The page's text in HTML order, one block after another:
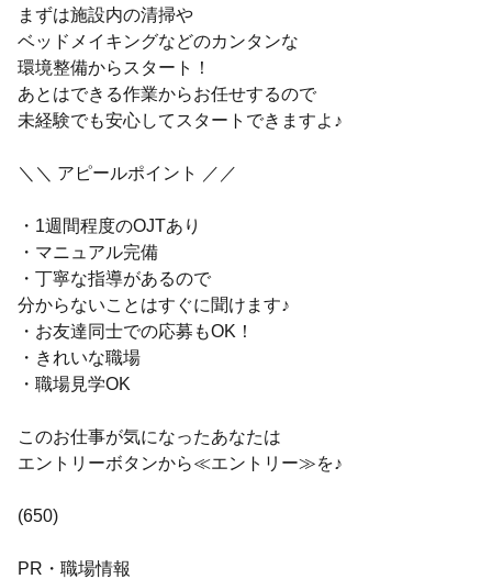
まずは施設内の清掃や
ベッドメイキングなどのカンタンな
環境整備からスタート！
あとはできる作業からお任せするので
未経験でも安心してスタートできますよ♪
＼＼ アピールポイント ／／
・1週間程度のOJTあり
・マニュアル完備
・丁寧な指導があるので
分からないことはすぐに聞けます♪
・お友達同士での応募もOK！
・きれいな職場
・職場見学OK
このお仕事が気になったあなたは
エントリーボタンから≪エントリー≫を♪
(650)
PR・職場情報